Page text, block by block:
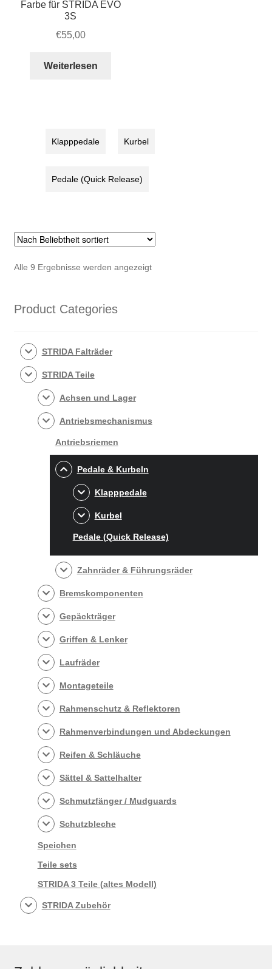
Farbe für STRIDA EVO
3S
€55,00
Weiterlesen
Klapppedale Kurbel
Pedale (Quick Release)
Alle 9 Ergebnisse werden angezeigtNach
Product Categories
STRIDA Falträder
STRIDA Teile
Achsen und Lager
Antriebsmechanismus
Antriebsriemen
Pedale & Kurbeln
Klapppedale
Kurbel
Pedale (Quick Release)
Zahnräder & Führungsräder
Bremskomponenten
Gepäckträger
Griffen & Lenker
Laufräder
Montageteile
Rahmenschutz & Reflektoren
Rahmenverbindungen und Abdeckungen
Reifen & Schläuche
Sättel & Sattelhalter
Schmutzfänger / Mudguards
Schutzbleche
Speichen
Teile sets
STRIDA 3 Teile (altes Modell)
STRIDA Zubehör